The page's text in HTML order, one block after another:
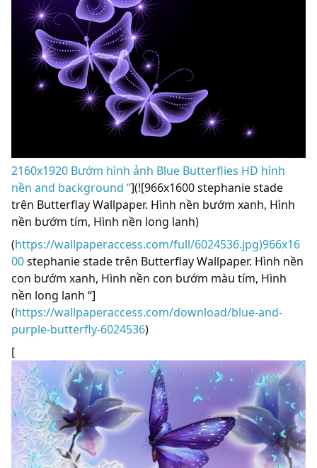
2160x1920 Bướm hình ảnh Blue Butterflies HD hình
nền and background “](![966x1600 stephanie stade
trên Butterflay Wallpaper. Hình nền bướm xanh, Hình
nền bướm tím, Hình nền long lanh)
(https://wallpaperaccess.com/full/6024536.jpg)966x16
00stephanie stade trên Butterflay Wallpaper. Hình nền
con bướm xanh, Hình nền con bướm màu tím, Hình
nền long lanh “]
(https://wallpaperaccess.com/download/blue-and-
purple-butterfly-6024536)
[